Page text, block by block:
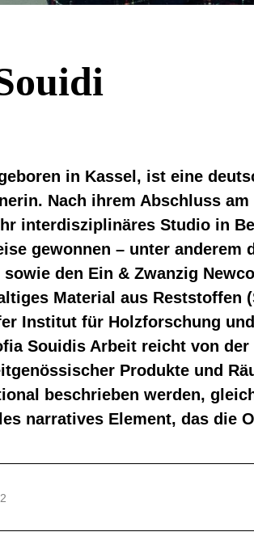
in Kassel, ist eine
Nach ihrem Abschluss
interdisziplinäres Studio in
gewonnen – unter anderem
sowie den Ein & Zwanzig
Material aus Reststoffen
Institut für Holzforschung
Souidis Arbeit reicht von
Produkte und
beschrieben werden,
narratives Element, das die